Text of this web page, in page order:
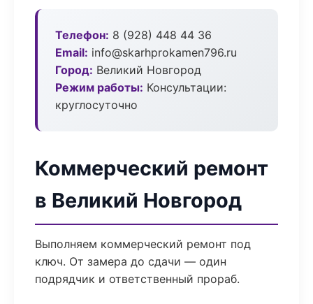
Телефон: 8 (928) 448 44 36
Email: info@skarhprokamen796.ru
Город: Великий Новгород
Режим работы: Консультации:
круглосуточно
Коммерческий ремонт
в Великий Новгород
Выполняем коммерческий ремонт под
ключ. От замера до сдачи — один
подрядчик и ответственный прораб.